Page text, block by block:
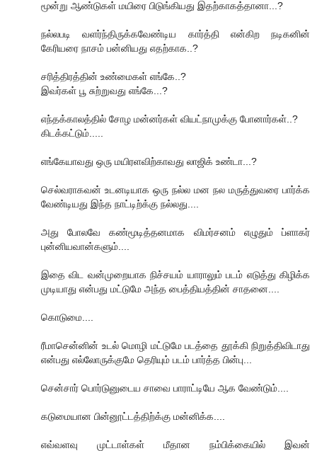
மூன்று ஆண்டுகள் மயிரை பிடுங்கியது இதற்காகத்தானா...?
நல்லபடி வளர்ந்திருக்கவேண்டிய கார்த்தி என்கிற நடிகனின்
கேரியரை நாசம் பன்னியது எதற்காக..?
சரித்திரத்தின் உண்மைகள் எங்கே..?
இவர்கள் பூ சுற்றுவது எங்கே...?
எந்தக்காலத்தில் சோழ மன்னர்கள் வியட்நாமுக்கு போனார்கள்..?
கிடக்கட்டும்.....
எங்கேயாவது ஒரு மயிரளவிற்காவது லாஜிக் உண்டா...?
செல்வராகவன் உடனடியாக ஒரு நல்ல மன நல மருத்துவரை பார்க்க
வேண்டியது இந்த நாட்டிற்க்கு நல்லது....
அது போலவே கண்மூடித்தனமாக விமர்சனம் எழுதும் ப்ளாகர்
புன்னியவான்களும்....
இதை விட வன்முறையாக நிச்சயம் யாராலும் படம் எடுத்து கிழிக்க
முடியாது என்பது மட்டுமே அந்த பைத்தியத்தின் சாதனை....
கொடுமை....
ரீமாசென்னின் உடல் மொழி மட்டுமே படத்தை தூக்கி நிறுத்திவிடாது
என்பது எல்லோருக்குமே தெரியும் படம் பார்த்த பின்பு...
சென்சார் பொர்டுனுடைய சாவை பாராட்டியே ஆக வேண்டும்....
கடுமையான பின்னூட்டத்திற்க்கு மன்னிக்க....
எவ்வளவு முட்டாள்கள் மீதான நம்பிக்கையில் இவன்